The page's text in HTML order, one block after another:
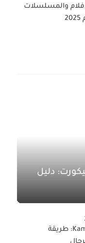
والمسلسلات
دليل
Kamagra 100mg: طريقة